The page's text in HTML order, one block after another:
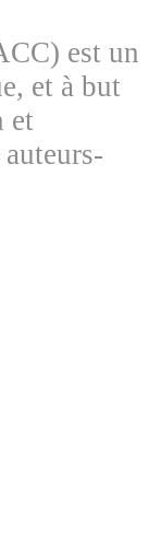
est un
et à but
et